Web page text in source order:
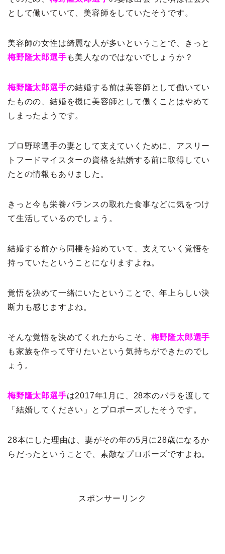
として働いていて、美容師をしていたそうです。
美容師の女性は綺麗な人が多いということで、きっと
梅野隆太郎選手 も美人なのではないでしょうか？
梅野隆太郎選手の結婚する前は美容師として働いてい
たものの、結婚を機に美容師として働くことはやめて
しまったようです。
プロ野球選手の妻として支えていくために、アスリー
トフードマイスターの資格を結婚する前に取得してい
たとの情報もありました。
きっと今も栄養バランスの取れた食事などに気をつけ
て生活しているのでしょう。
結婚する前から同棲を始めていて、支えていく覚悟を
持っていたということになりますよね。
覚悟を決めて一緒にいたということで、年上らしい決
断力も感じますよね。
そんな覚悟を決めてくれたからこそ、 梅野隆太郎選手
も家族を作って守りたいという気持ちができたのでし
ょう。
梅野隆太郎選手は2017年1月に、28本のバラを渡して
「結婚してください」とプロポーズしたそうです。
28本にした理由は、妻がその年の5月に28歳になるか
らだったということで、素敵なプロポーズですよね。
スポンサーリンク